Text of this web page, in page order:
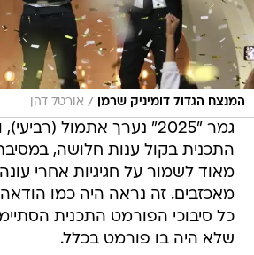
המנצח הגדול דומיניק שרמן / אורטל דהן
גמר "2025" נערך אתמול
התכנית בקול ענות חלושה,
מאוד לשמור על חגיגיות אחרי עונה
מאכזבים. זה נראה היה כמו
כל סיבוכי הפורמט התכנית
שלא היה בו פורמט בכלל.